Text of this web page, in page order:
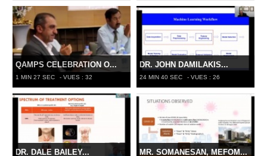
QAMPS CELEBRATION O...
1 MIN 27 SEC - VUES : 32
DR. JOHN DAMILAKIS...
24 MIN 40 SEC - VUES : 26
DR. DALE BAILEY... MR. SOMANESAN, MEFOM...